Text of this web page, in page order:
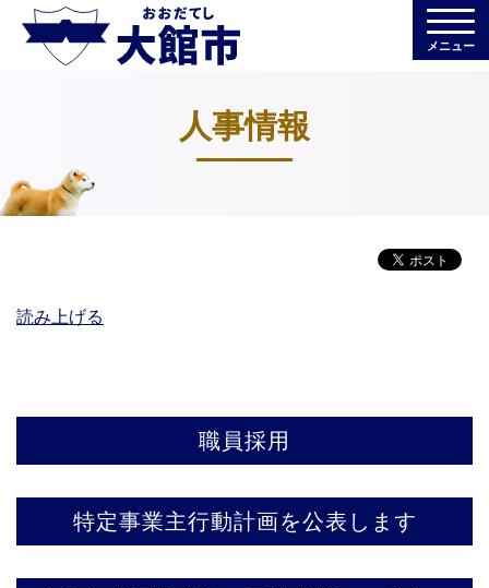
メニュー
人事情報
読み上げる
職員採用
特定事業主行動計画を公表します